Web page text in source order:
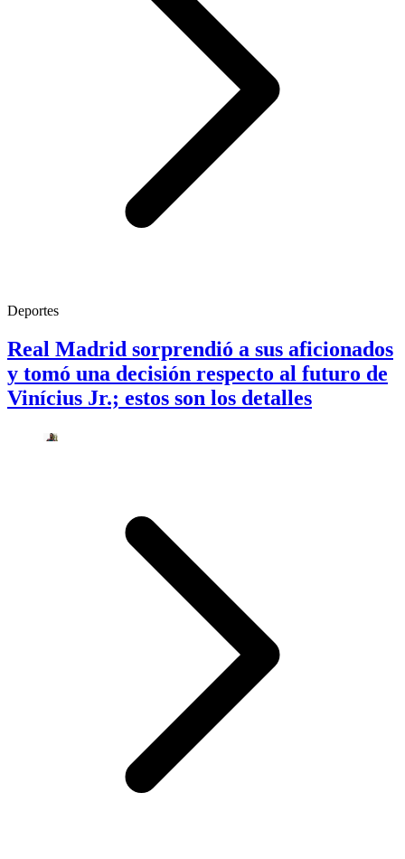
Deportes
Real Madrid sorprendió a sus aficionados
y tomó una decisión respecto al futuro de
Vinícius Jr.; estos son los detalles